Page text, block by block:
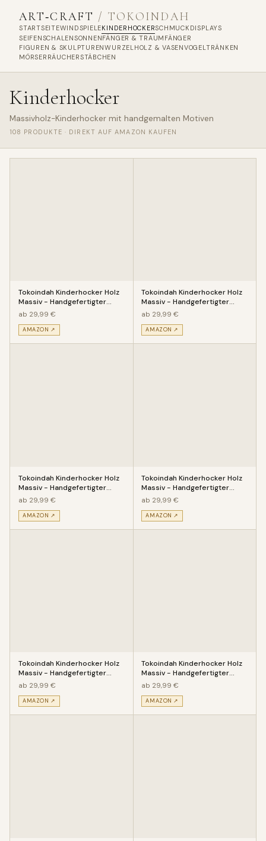
ART‑CRAFT / TOKOINDAH
STARTSEITEWINDSPIELEKINDERHOCKERSCHMUCKDISPLAYS
SEIFENSCHALENSONNENFÄNGER & TRAUMFÄNGER
FIGUREN & SKULPTURENWURZELHOLZ & VASENVOGELTRÄNKEN
MÖRSER RÄUCHERSTÄBCHEN
Kinderhocker
Massivholz-Kinderhocker mit handgemalten Motiven
108 PRODUKTE · DIREKT AUF AMAZON KAUFEN
Tokoindah Kinderhocker Holz
Massiv - Handgefertigter
Kinderstuhl mit eingeschitz
ab 29,99 €
AMAZON ↗
Tokoindah Kinderhocker Holz
Massiv - Handgefertigter
Kinderstuhl mit eingeschitz
ab 29,99 €
AMAZON ↗
Tokoindah Kinderhocker Holz
Massiv - Handgefertigter
Kinderstuhl mit eingeschitz
ab 29,99 €
AMAZON ↗
Tokoindah Kinderhocker Holz
Massiv - Handgefertigter
Kinderstuhl mit eingeschitz
ab 29,99 €
AMAZON ↗
Tokoindah Kinderhocker Holz
Massiv - Handgefertigter
Kinderstuhl mit eingeschitz
ab 29,99 €
AMAZON ↗
Tokoindah Kinderhocker Holz
Massiv - Handgefertigter
Kinderstuhl mit eingeschitz
ab 29,99 €
AMAZON ↗